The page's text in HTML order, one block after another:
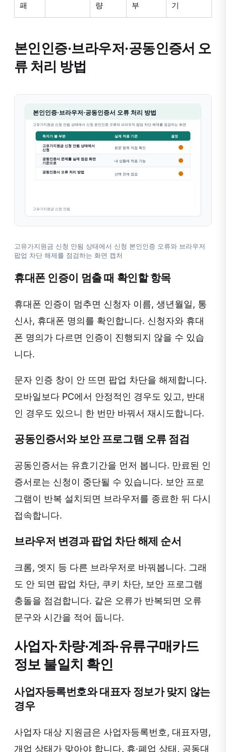
패
량
부
기
본인인증·브라우저·공동인증서 오
류 처리 방법
고유가지원금 신청 안됨 상태에서 신청 본인인증 오류와 브라우저
팝업 차단 해제를 점검하는 화면 캡처
휴대폰 인증이 멈출 때 확인할 항목
휴대폰 인증이 멈추면 신청자 이름, 생년월일, 통
신사, 휴대폰 명의를 확인합니다. 신청자와 휴대
폰 명의가 다르면 인증이 진행되지 않을 수 있습
니다.
문자 인증 창이 안 뜨면 팝업 차단을 해제합니다.
모바일보다 PC에서 안정적인 경우도 있고, 반대
인 경우도 있으니 한 번만 바꿔서 재시도합니다.
공동인증서와 보안 프로그램 오류 점검
공동인증서는 유효기간을 먼저 봅니다. 만료된 인
증서로는 신청이 중단될 수 있습니다. 보안 프로
그램이 반복 설치되면 브라우저를 종료한 뒤 다시
접속합니다.
브라우저 변경과 팝업 차단 해제 순서
크롬, 엣지 등 다른 브라우저로 바꿔봅니다. 그래
도 안 되면 팝업 차단, 쿠키 차단, 보안 프로그램
충돌을 점검합니다. 같은 오류가 반복되면 오류
문구와 시간을 적어 둡니다.
사업자·차량·계좌·유류구매카드
정보 불일치 확인
사업자등록번호와 대표자 정보가 맞지 않는
경우
사업자 대상 지원금은 사업자등록번호, 대표자명,
개업 상태가 맞아야 합니다. 휴·폐업 상태, 공동대